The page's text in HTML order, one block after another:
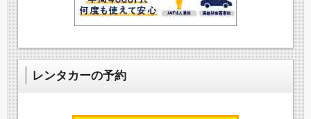
レンタカーの予約